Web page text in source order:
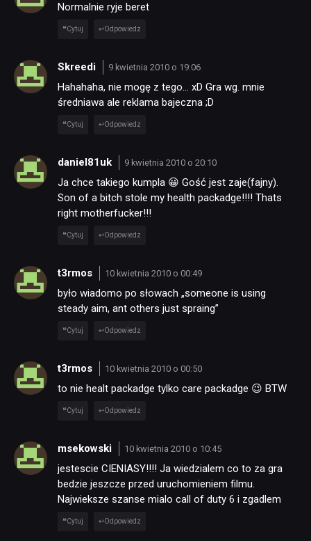
Normalnie ryje beret
Cytuj Odpowiedz
Skreedi 9 kwietnia 2010 o 19:06
Hahahaha, nie mogę z tego… xD Gra wg. mnie
średniawa ale reklama bajeczna ;D
Cytuj Odpowiedz
daniel81uk 9 kwietnia 2010 o 20:10
Ja chce takiego kumpla 😀 Gość jest zaje(fajny).
Son of a bitch stole my health packadge!!!! Thats
right motherfucker!!!
Cytuj Odpowiedz
t3rmos 10 kwietnia 2010 o 00:49
było wiadomo po słowach „someone is using
steady aim, ant others just spraing”
Cytuj Odpowiedz
t3rmos 10 kwietnia 2010 o 00:50
to nie healt packadge tylko care packadge 😉 BTW
Cytuj Odpowiedz
msekowski 10 kwietnia 2010 o 10:45
jestescie CIENIASY!!!! Ja wiedzialem co to za gra
bedzie jeszcze przed uruchomieniem filmu.
Najwieksze szanse mialo call of duty 6 i zgadlem
Cytuj Odpowiedz